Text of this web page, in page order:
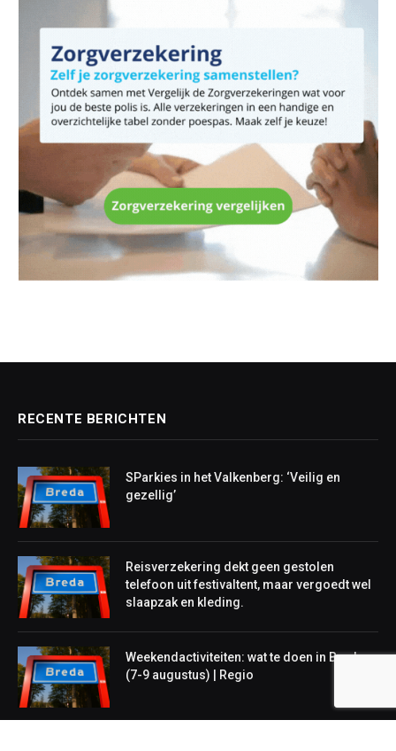
RECENTE BERICHTEN
SParkies in het Valkenberg: ‘Veilig en
gezellig’
Reisverzekering dekt geen gestolen
telefoon uit festivaltent, maar vergoedt wel
slaapzak en kleding.
Weekendactiviteiten: wat te doen in Breda
(7-9 augustus) | Regio